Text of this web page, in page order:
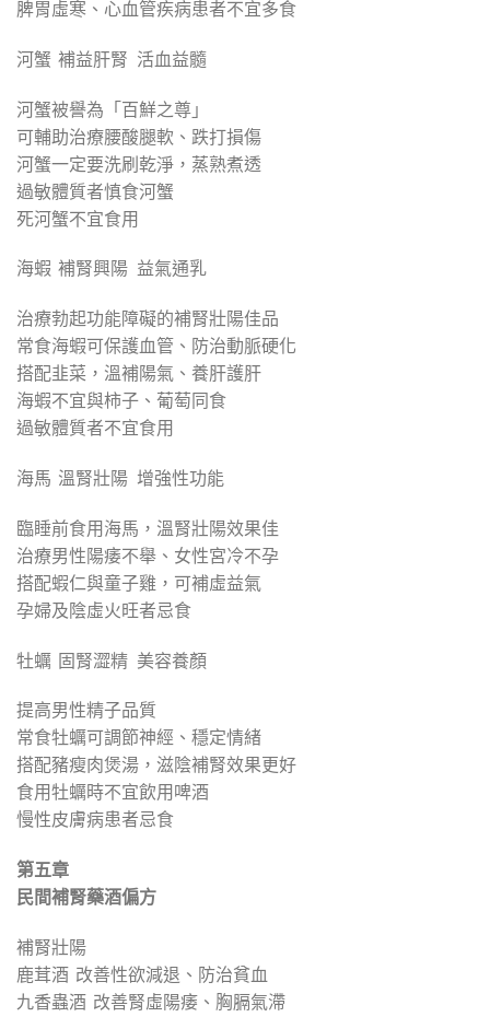
脾胃虛寒、心血管疾病患者不宜多食
河蟹 補益肝腎 活血益髓
河蟹被譽為「百鮮之尊」
可輔助治療腰酸腿軟、跌打損傷
河蟹一定要洗刷乾淨，蒸熟煮透
過敏體質者慎食河蟹
死河蟹不宜食用
海蝦 補腎興陽 益氣通乳
治療勃起功能障礙的補腎壯陽佳品
常食海蝦可保護血管、防治動脈硬化
搭配韭菜，溫補陽氣、養肝護肝
海蝦不宜與柿子、葡萄同食
過敏體質者不宜食用
海馬 溫腎壯陽 增強性功能
臨睡前食用海馬，溫腎壯陽效果佳
治療男性陽痿不舉、女性宮冷不孕
搭配蝦仁與童子雞，可補虛益氣
孕婦及陰虛火旺者忌食
牡蠣 固腎澀精 美容養顏
提高男性精子品質
常食牡蠣可調節神經、穩定情緒
搭配豬瘦肉煲湯，滋陰補腎效果更好
食用牡蠣時不宜飲用啤酒
慢性皮膚病患者忌食
第五章
民間補腎藥酒偏方
補腎壯陽
鹿茸酒 改善性欲減退、防治貧血
九香蟲酒 改善腎虛陽痿、胸膈氣滯